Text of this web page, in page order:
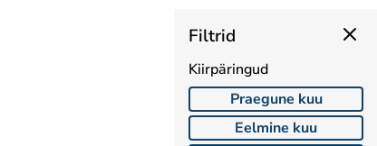
Filtrid
Kiirpäringud
Praegune kuu
Eelmine kuu